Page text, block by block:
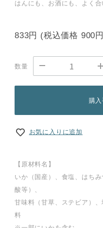
はんにも、お酒にも、よく合
833円 (税込価格 900円
数量
購
お気に入りに追加
【原材料名】
いか（国産）、食塩、はち
酸等）、
甘味料（甘草、ステビア）
料